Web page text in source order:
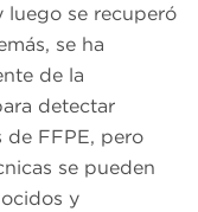
luego se recuperó
se ha
de la
detectar
de FFPE, pero
se pueden
y